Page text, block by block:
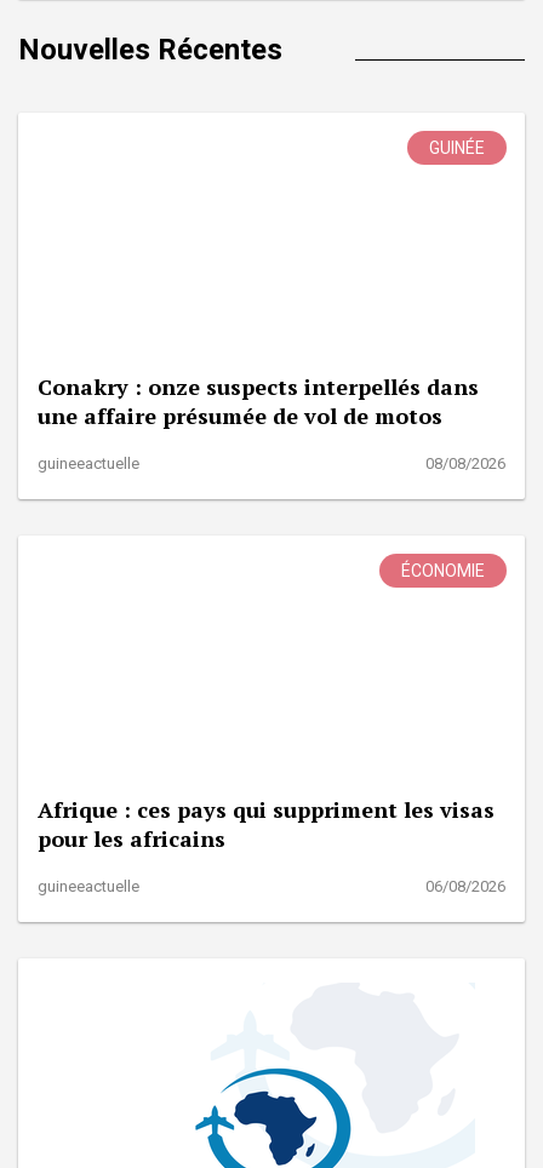
Nouvelles Récentes
GUINÉE
Conakry : onze suspects interpellés dans
une affaire présumée de vol de motos
guineeactuelle 08/08/2026
ÉCONOMIE
Afrique : ces pays qui suppriment les visas
pour les africains
guineeactuelle 06/08/2026